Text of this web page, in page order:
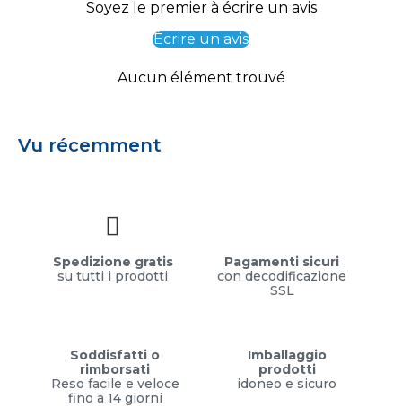
Soyez le premier à écrire un avis
Écrire un avis
Aucun élément trouvé
Vu récemment
Spedizione gratis
su tutti i prodotti
Pagamenti sicuri
con decodificazione
SSL
Soddisfatti o
rimborsati
Reso facile e veloce
fino a 14 giorni
Imballaggio
prodotti
idoneo e sicuro